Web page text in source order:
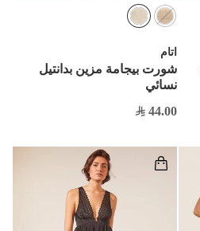
اتام
شورت بيجامة مزين بدانتيل
نسائي
44.00